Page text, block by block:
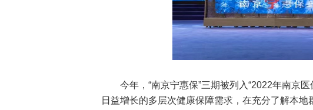
今年，“南京宁惠保”三期被列入“2022年南京
日益增长的多层次健康保障需求，在充分了解本